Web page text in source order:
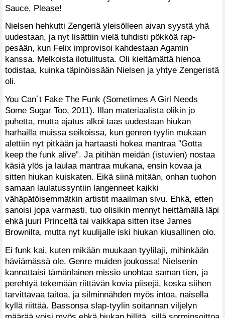
Sauce, Please!
Nielsen hehkutti Zengeriä yleisölleen aivan syystä yhä
uudestaan, ja nyt lisättiin vielä tuhdisti pökköä rap-
pesään, kun Felix improvisoi kahdestaan Agamin
kanssa. Melkoista ilotulitusta. Oli kieltämättä hienoa
todistaa, kuinka täpinöissään Nielsen ja yhtye Zengeristä
oli.
You Can´t Fake The Funk (Sometimes A Girl Needs
Some Sugar Too, 2011). Illan materiaalista olikin jo
puhetta, mutta ajatus alkoi taas uudestaan hiukan
harhailla muissa seikoissa, kun genren tyylin mukaan
alettiin nyt pitkään ja hartaasti hokea mantraa ”Gotta
keep the funk alive”. Ja pitihän meidän (istuvien) nostaa
käsiä ylös ja laulaa mantraa mukana, ensin kovaa ja
sitten hiukan kuiskaten. Eikä siinä mitään, onhan tuohon
samaan laulatussyntiin langenneet kaikki
vähäpätöisemmätkin artistit maailman sivu. Ehkä, etten
sanoisi jopa varmasti, tuo olisikin mennyt heittämällä läpi
ehkä juuri Princeltä tai vaikkapa sitten itse James
Brownilta, mutta nyt kuulijalle iski hiukan kiusallinen olo.
Ei funk kai, kuten mikään muukaan tyylilaji, mihinkään
häviämässä ole. Genre muiden joukossa! Nielsenin
kannattaisi tämänlainen missio unohtaa saman tien, ja
perehtyä tekemään riittävän kovia piisejä, koska siihen
tarvittavaa taitoa, ja silminnähden myös intoa, naisella
kyllä riittää. Bassonsa slap-tyylin soitannan viljelyn